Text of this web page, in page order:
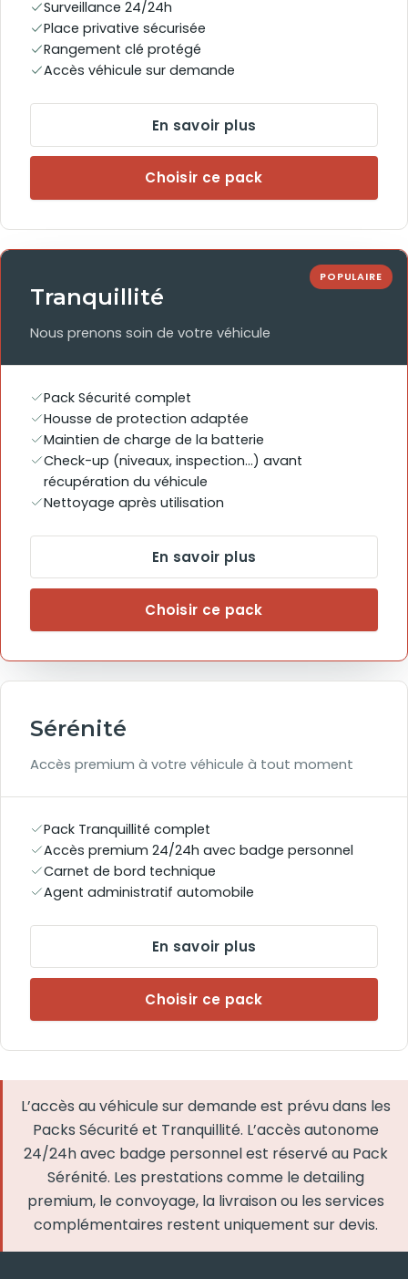
Surveillance 24/24h
Place privative sécurisée
Rangement clé protégé
Accès véhicule sur demande
En savoir plus
Choisir ce pack
POPULAIRE
Tranquillité
Nous prenons soin de votre véhicule
Pack Sécurité complet
Housse de protection adaptée
Maintien de charge de la batterie
Check-up (niveaux, inspection...) avant
récupération du véhicule
Nettoyage après utilisation
En savoir plus
Choisir ce pack
Sérénité
Accès premium à votre véhicule à tout moment
Pack Tranquillité complet
Accès premium 24/24h avec badge personnel
Carnet de bord technique
Agent administratif automobile
En savoir plus
Choisir ce pack
L’accès au véhicule sur demande est prévu dans les
Packs Sécurité et Tranquillité. L’accès autonome
24/24h avec badge personnel est réservé au Pack
Sérénité. Les prestations comme le detailing
premium, le convoyage, la livraison ou les services
complémentaires restent uniquement sur devis.